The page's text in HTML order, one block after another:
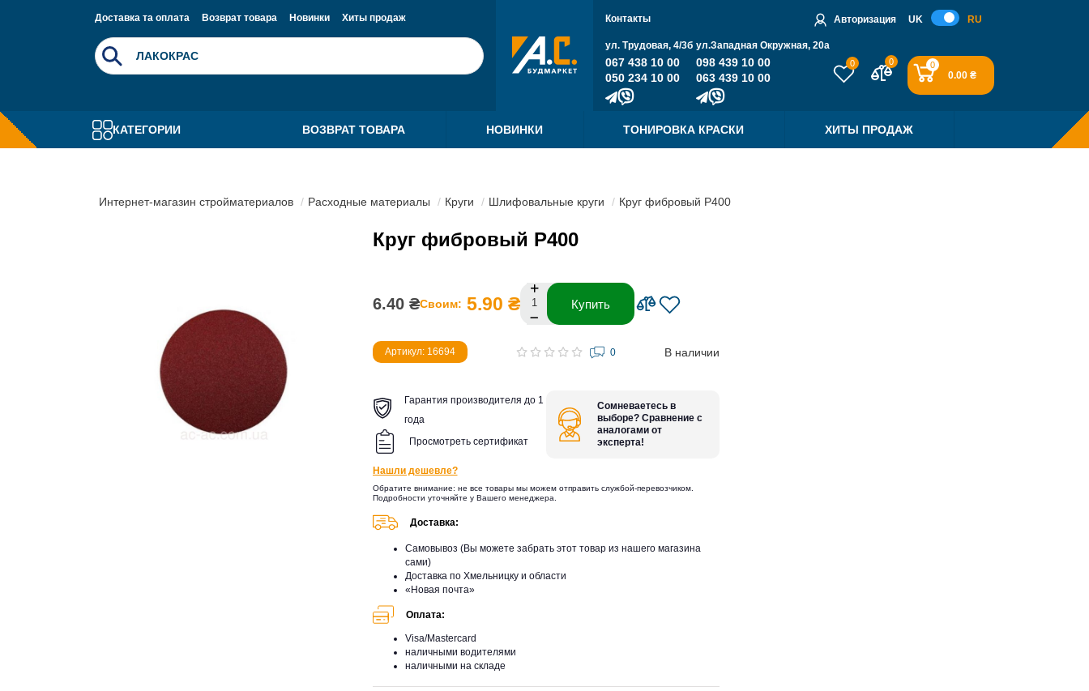
Доставка та оплата Возврат товара Новинки Хиты продаж Контакты Авторизация UK RU
ул. Трудовая, 4/3б
067 438 10 00
050 234 10 00
ул.Западная Окружная, 20a
098 439 10 00
063 439 10 00
0 0 0
0.00 ₴
КАТЕГОРИИ ВОЗВРАТ ТОВАРА НОВИНКИ ТОНИРОВКА КРАСКИ ХИТЫ ПРОДАЖ
Интернет-магазин стройматериалов Расходные материалы Круги Шлифовальные круги Круг фибровый Р400
Круг фибровый Р400
6.40 ₴Своим: 5.90 ₴ Купить
Артикул: 16694 0 В наличии
Гарантия производителя до 1
года
Просмотреть сертификат
Сомневаетесь в
выборе? Сравнение с
аналогами от
эксперта!
Нашли дешевле?
Обратите внимание: не все товары мы можем отправить службой-перевозчиком.
Подробности уточняйте у Вашего менеджера.
Доставка:
Самовывоз (Вы можете забрать этот товар из нашего магазина
сами)
Доставка по Хмельницку и области
«Новая почта»
Оплата:
Visa/Mastercard
наличными водителями
наличными на складе